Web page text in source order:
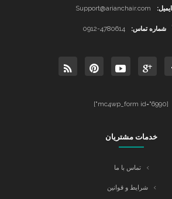
ایمیل: Support@arianchair.com
شماره تماس: 0912-4780614
[mc4wp_form id="6990"]
خدمات مشتریان
تماس با ما
شرایط و قوانین